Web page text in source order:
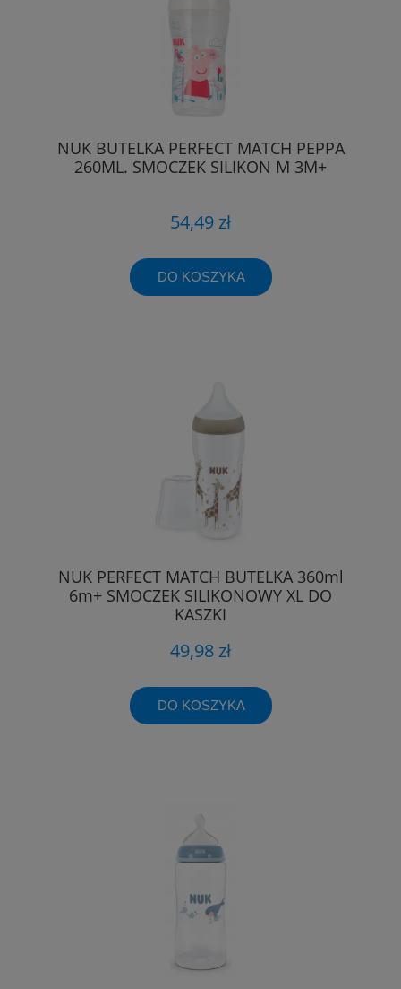
NUK BUTELKA PERFECT MATCH PEPPA
260ML. SMOCZEK SILIKON M 3M+
54,49 zł
DO KOSZYKA
NUK PERFECT MATCH BUTELKA 360ml
6m+ SMOCZEK SILIKONOWY XL DO
KASZKI
49,98 zł
DO KOSZYKA